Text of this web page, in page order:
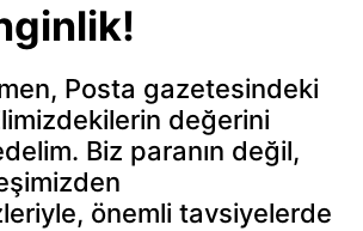
Posta gazetesindeki
değerini
Biz paranın değil,
önemli tavsiyelerde